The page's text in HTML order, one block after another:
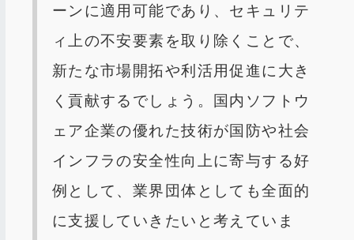
ーンに適用可能であり、セキュリテ
ィ上の不安要素を取り除くことで、
新たな市場開拓や利活用促進に大き
く貢献するでしょう。国内ソフトウ
ェア企業の優れた技術が国防や社会
インフラの安全性向上に寄与する好
例として、業界団体としても全面的
に支援していきたいと考えていま